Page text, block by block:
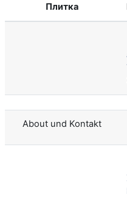
Плитка
About und Kontakt